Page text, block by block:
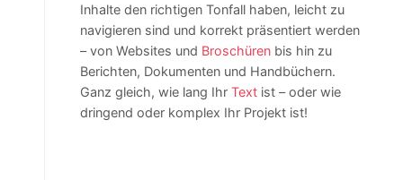
Inhalte den richtigen Tonfall haben, leicht zu
navigieren sind und korrekt präsentiert werden
– von Websites und Broschürenbis hin zu
Berichten, Dokumenten und Handbüchern.
Ganz gleich, wie lang Ihr Textist – oder wie
dringend oder komplex Ihr Projekt ist!